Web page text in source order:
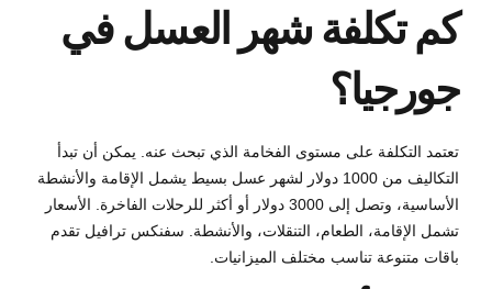
كم تكلفة شهر العسل في
جورجيا؟
تعتمد التكلفة على مستوى الفخامة الذي تبحث عنه. يمكن أن تبدأ
التكاليف من 1000 دولار لشهر عسل بسيط يشمل الإقامة والأنشطة
الأساسية، وتصل إلى 3000 دولار أو أكثر للرحلات الفاخرة. الأسعار
تشمل الإقامة، الطعام، التنقلات، والأنشطة. سفنكس ترافيل تقدم
باقات متنوعة تناسب مختلف الميزانيات.